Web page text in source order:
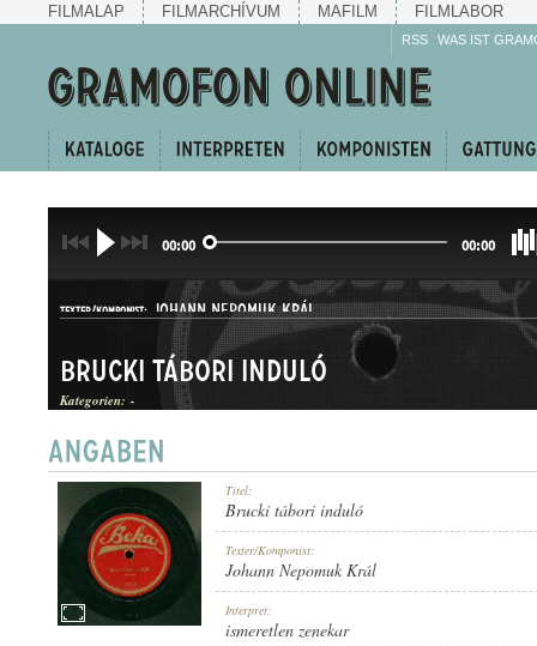
FILMALAP FILMARCHÍVUM MAFILM FILMLABOR
RSS WAS IST
00:00 00:00
TEXTER/KOMPONIST: JOHANN NEPOMUK KRÁL
INDULÓ
Brucki tábori induló
Kategorien: -
Titel:
Brucki tábori induló
Texter/Komponist:
Johann Nepomuk Král
Interpret:
ismeretlen zenekar